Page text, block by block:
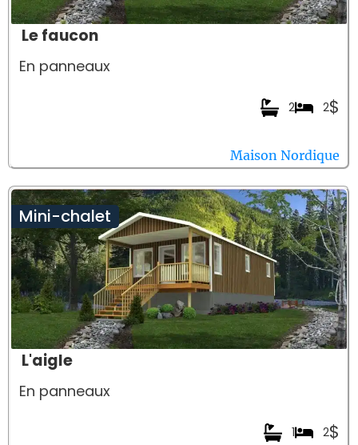
Le faucon
En panneaux
$
2
2
Maison Nordique
Mini-chalet
L'aigle
En panneaux
$
2
1